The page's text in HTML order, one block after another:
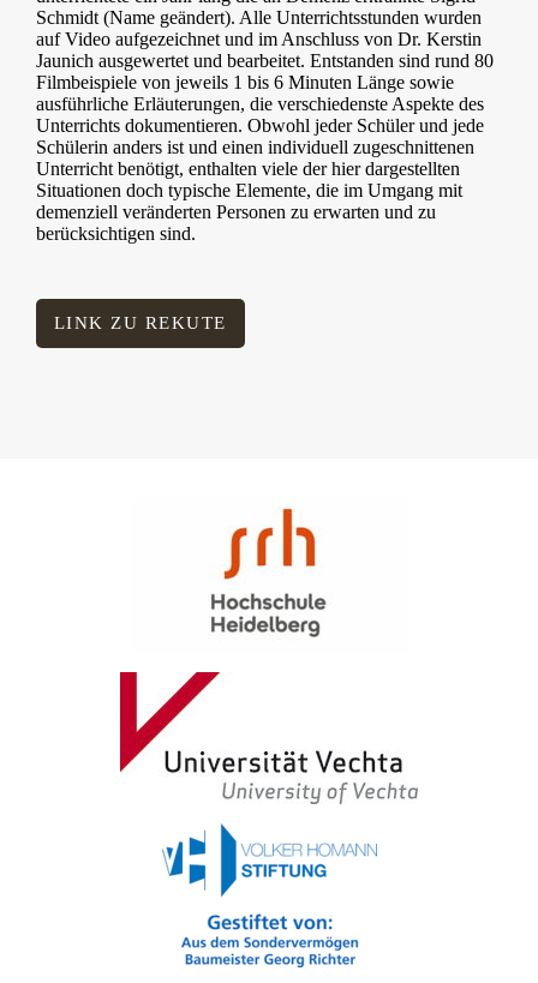
Schmidt (Name geändert). Alle Unterrichtsstunden wurden
auf Video aufgezeichnet und im Anschluss von Dr. Kerstin
Jaunich ausgewertet und bearbeitet. Entstanden sind rund 80
Filmbeispiele von jeweils 1 bis 6 Minuten Länge sowie
ausführliche Erläuterungen, die verschiedenste Aspekte des
Unterrichts dokumentieren. Obwohl jeder Schüler und jede
Schülerin anders ist und einen individuell zugeschnittenen
Unterricht benötigt, enthalten viele der hier dargestellten
Situationen doch typische Elemente, die im Umgang mit
demenziell veränderten Personen zu erwarten und zu
berücksichtigen sind.
LINK ZU REKUTE